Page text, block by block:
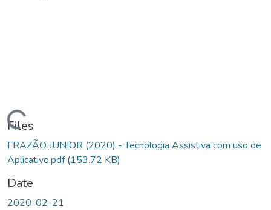
Loading...
Files
FRAZÃO JUNIOR (2020) - Tecnologia Assistiva com uso de
Aplicativo.pdf(153.72 KB)
Date
2020-02-21